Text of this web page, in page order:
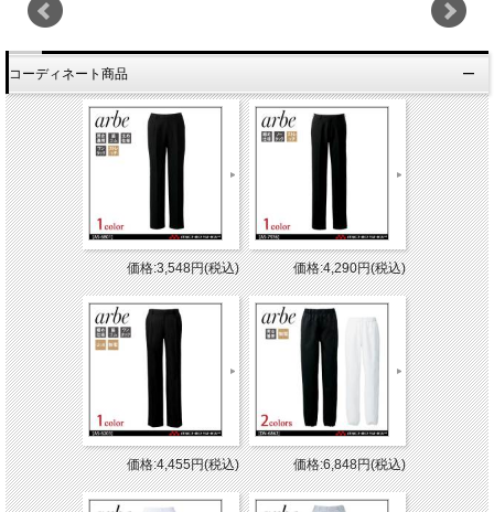
コーディネート商品
価格:3,548円(税込) 価格:4,290円(税込)
価格:4,455円(税込) 価格:6,848円(税込)